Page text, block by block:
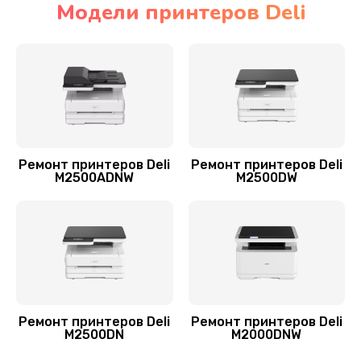
Замена абсорбера
Модели принтеров Deli
Ремонт принтеров Deli
M2500ADNW
Ремонт принтеров Deli
M2500DW
Ремонт принтеров Deli
M2500DN
Ремонт принтеров Deli
M2000DNW